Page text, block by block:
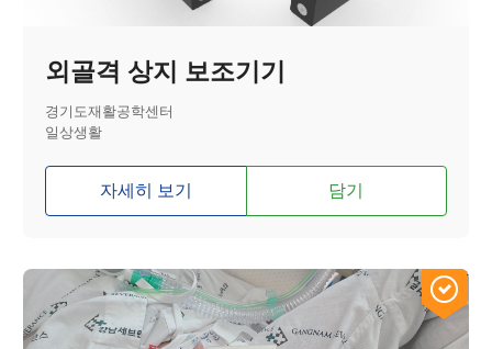
외골격 상지 보조기기
경기도재활공학센터
일상생활
자세히 보기 담기